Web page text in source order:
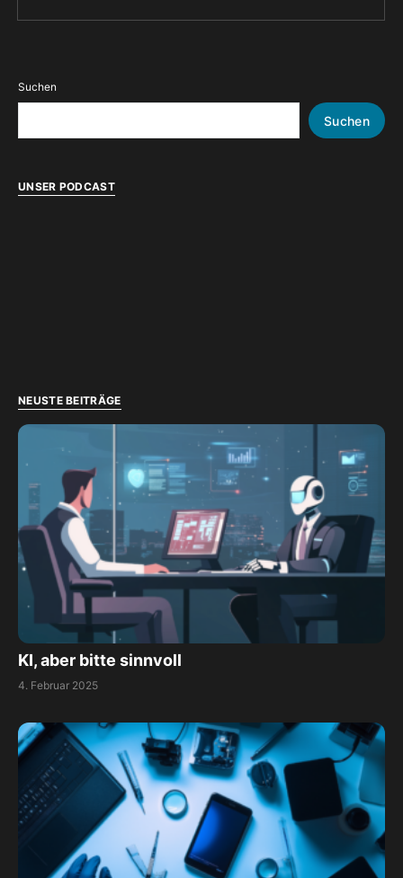
Suchen
Suchen
UNSER PODCAST
NEUSTE BEITRÄGE
KI, aber bitte sinnvoll
4. Februar 2025